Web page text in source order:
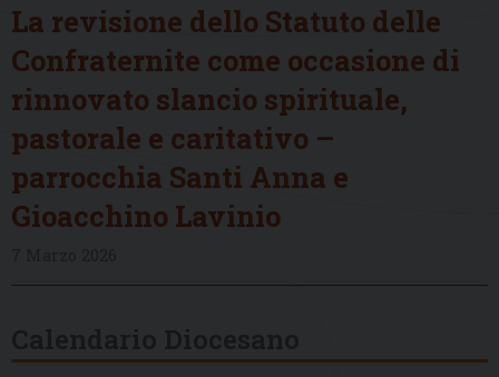
La revisione dello Statuto delle
Confraternite come occasione di
rinnovato slancio spirituale,
pastorale e caritativo –
parrocchia Santi Anna e
Gioacchino Lavinio